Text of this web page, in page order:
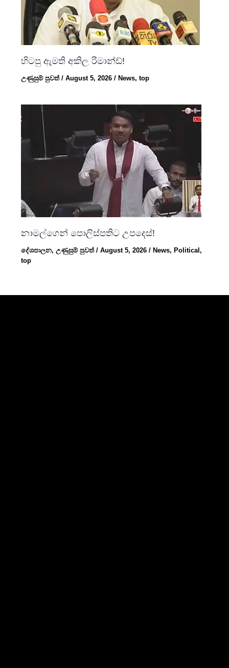
හිටපු ඇමති අකිල රිමාන්ඩ්!
උණුසුම් පුවත්/August 5, 2026/ News,top
නාමල්ගෙන් පොලිස්පතිට උපදෙස්!
දේශපාලන,උණුසුම් පුවත්/August 5, 2026/News,Political,
top